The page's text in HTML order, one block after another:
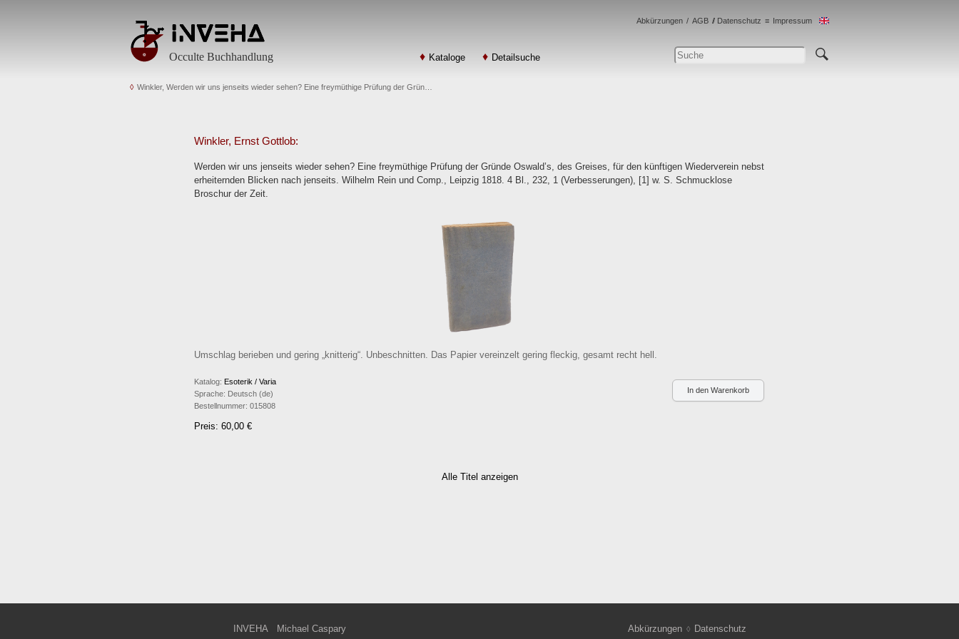
Occulte Buchhandlung Kataloge Detailsuche
Abkürzungen AGB Datenschutz Impressum
Winkler, Werden wir uns jenseits wieder sehen? Eine freymüthige Prüfung der Grün…
Winkler, Ernst Gottlob:
Werden wir uns jenseits wieder sehen? Eine freymüthige Prüfung der Gründe Oswald’s, des Greises, für den künftigen Wiederverein nebst
erheiternden Blicken nach jenseits. Wilhelm Rein und Comp., Leipzig 1818. 4 Bl., 232, 1 (Verbesserungen), [1] w. S. Schmucklose
Broschur der Zeit.
Umschlag berieben und gering „knitterig“. Unbeschnitten. Das Papier vereinzelt gering fleckig, gesamt recht hell.
Katalog: Esoterik / Varia
Sprache: Deutsch (de)
Bestellnummer: 015808
Preis: 60,00 €
Alle Titel anzeigen
INVEHA
Michael Caspary
Abkürzungen
Datenschutz